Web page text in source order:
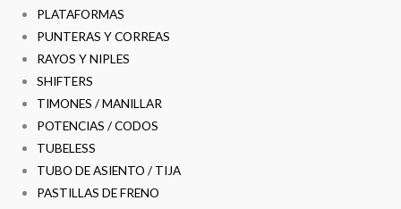
PLATAFORMAS
PUNTERAS Y CORREAS
RAYOS Y NIPLES
SHIFTERS
TIMONES / MANILLAR
POTENCIAS / CODOS
TUBELESS
TUBO DE ASIENTO / TIJA
PASTILLAS DE FRENO